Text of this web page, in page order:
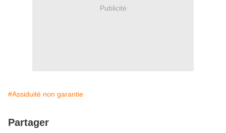
Publicité
#Assiduité non garantie
Partager